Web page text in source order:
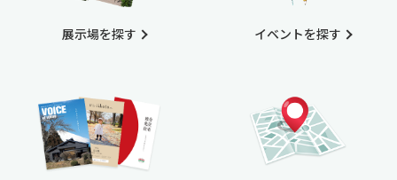
展示場を探す イベントを探す